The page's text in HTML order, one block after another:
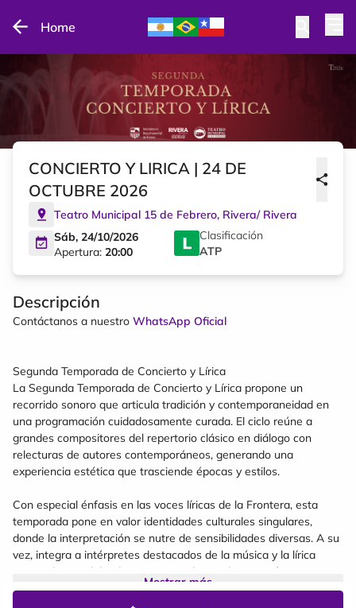
Home
CONCIERTO Y LIRICA | 24 DE
OCTUBRE 2026
Teatro Municipal 15 de Febrero, Rivera/ Rivera
Sáb, 24/10/2026
Apertura: 20:00
Clasificación
ATP
Descripción
Contáctanos a nuestro WhatsApp Oficial
Segunda Temporada de Concierto y Lírica
La Segunda Temporada de Concierto y Lírica propone un
recorrido sonoro que articula tradición y contemporaneidad en
una programación cuidadosamente curada. El ciclo reúne a
grandes compositores del repertorio clásico en diálogo con
relecturas de autores contemporáneos, generando una
experiencia estética que trasciende épocas y estilos.
Con especial énfasis en las voces líricas de la Frontera, esta
temporada pone en valor identidades culturales singulares,
donde la interpretación se nutre de sensibilidades diversas. A su
vez, integra a intérpretes destacados de la música y la lírica
nacional, consolidando un espacio de excelencia artística y
encuentro con el público. Mostrar más